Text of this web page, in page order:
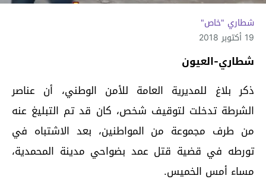
شطاري "خاص"
19 أكتوبر 2018
شطاري-العيون
ذكر بلاغ للمديرية العامة للأمن الوطني، أن عناصر
الشرطة تدخلت لتوقيف شخص، كان قد تم التبليغ عنه
من طرف مجموعة من المواطنين، بعد الاشتباه في
تورطه في قضية قتل عمد بضواحي مدينة المحمدية،
مساء أمس الخميس.